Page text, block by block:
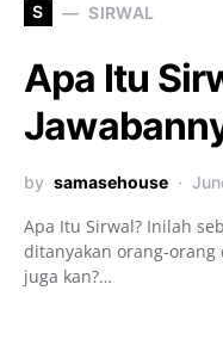
S SIRWAL
Apa Itu
by samasehouse
Apa Itu Sirwal? Inilah
ditanyakan orang-
juga kan?…